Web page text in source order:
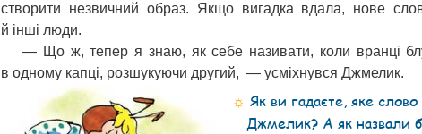
створити незвичний образ. Якщо вигадка вдала, нове
й інші люди.
— Що ж, тепер я знаю, як себе називати, коли вранці
в одному капці, розшукуючи другий, — усміхнувся Джмелик.
Як ви гадаєте, яке
Джмелик? А як назвали